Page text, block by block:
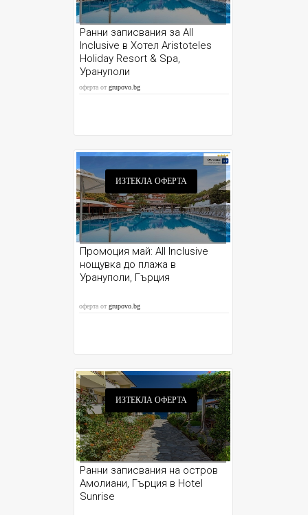
Ранни записвания за All
Inclusive в Хотел Aristoteles
Holiday Resort & Spa,
Урануполи
оферта отgrupovo.bg
ИЗТЕКЛА ОФЕРТА
Промоция май: All Inclusive
нощувка до плажа в
Урануполи, Гърция
оферта отgrupovo.bg
ИЗТЕКЛА ОФЕРТА
Ранни записвания на остров
Амолиани, Гърция в Hotel
Sunrise